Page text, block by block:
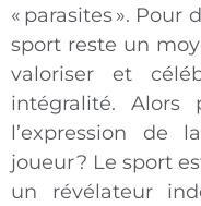
« parasites ». Pour
sport reste un
valoriser et
intégralité. Alors
l’expression de
joueur ? Le sport
un révélateur